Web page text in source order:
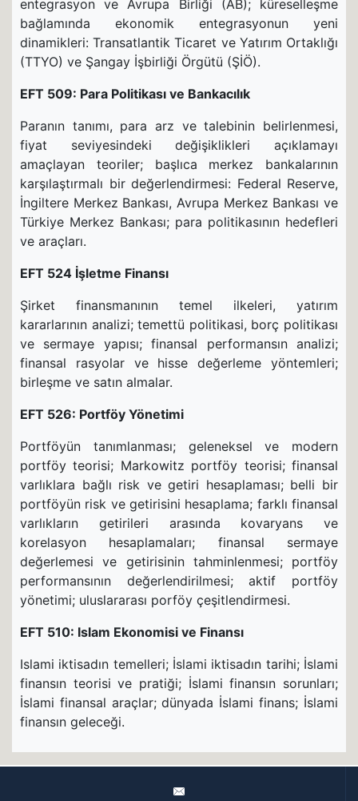
entegrasyon ve Avrupa Birliği (AB); küreselleşme
bağlamında ekonomik entegrasyonun yeni
dinamikleri: Transatlantik Ticaret ve Yatırım Ortaklığı
(TTYO) ve Şangay İşbirliği Örgütü (ŞİÖ).
EFT 509: Para Politikası ve Bankacılık
Paranın tanımı, para arz ve talebinin belirlenmesi,
fiyat seviyesindeki değişiklikleri açıklamayı
amaçlayan teoriler; başlıca merkez bankalarının
karşılaştırmalı bir değerlendirmesi: Federal Reserve,
İngiltere Merkez Bankası, Avrupa Merkez Bankası ve
Türkiye Merkez Bankası; para politikasının hedefleri
ve araçları.
EFT 524 İşletme Finansı
Şirket finansmanının temel ilkeleri, yatırım
kararlarının analizi; temettü politikasi, borç politikası
ve sermaye yapısı; finansal performansın analizi;
finansal rasyolar ve hisse değerleme yöntemleri;
birleşme ve satın almalar.
EFT 526: Portföy Yönetimi
Portföyün tanımlanması; geleneksel ve modern
portföy teorisi; Markowitz portföy teorisi; finansal
varlıklara bağlı risk ve getiri hesaplaması; belli bir
portföyün risk ve getirisini hesaplama; farklı finansal
varlıkların getirileri arasında kovaryans ve
korelasyon hesaplamaları; finansal sermaye
değerlemesi ve getirisinin tahminlenmesi; portföy
performansının değerlendirilmesi; aktif portföy
yönetimi; uluslararası porföy çeşitlendirmesi.
EFT 510: Islam Ekonomisi ve Finansı
Islami iktisadın temelleri; İslami iktisadın tarihi; İslami
finansın teorisi ve pratiği; İslami finansın sorunları;
İslami finansal araçlar; dünyada İslami finans; İslami
finansın geleceği.